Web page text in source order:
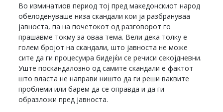
Во изминатиов период тој пред македонскиот народ
обелоденуваше низа скандали кои ја разбрануваа
јавноста, па на почетокот од разговорот го
прашавме токму за оваа тема. Вели дека толку е
голем бројот на скандали, што јавноста не може
сите да ги процесуира бидејќи се речиси секојдневни.
Уште поскандалозно од самите скандали е фактот
што власта не направи ништо да ги реши ваквите
проблеми или барем да се оправда и да ги
образложи пред јавноста.